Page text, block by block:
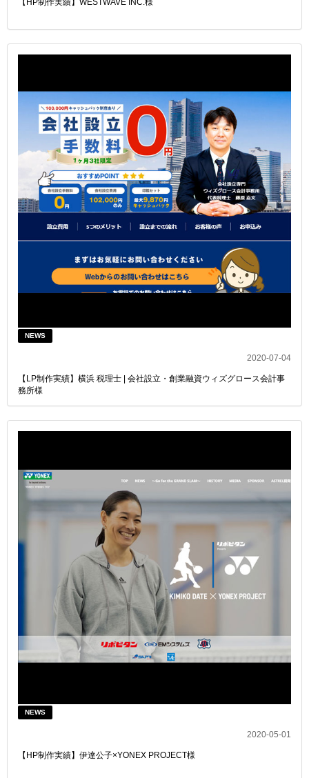
【HP制作実績】WESTWAVE INC.様
NEWS
2020-07-04
【LP制作実績】横浜 税理士 | 会社設立・創業融資ウィズグロース会計事
務所様
NEWS
2020-05-01
【HP制作実績】伊達公子×YONEX PROJECT様